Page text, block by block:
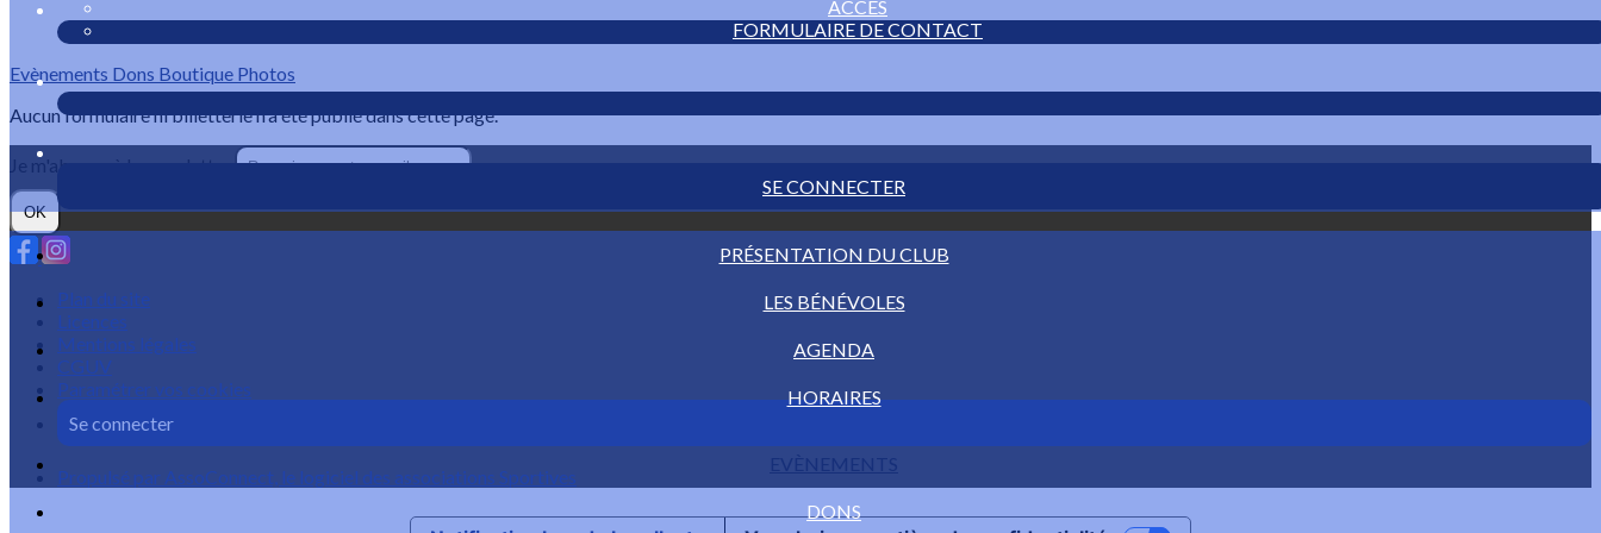
ACCÈS
FORMULAIRE DE CONTACT
SE CONNECTER
PRÉSENTATION DU CLUB
LES BÉNÉVOLES
AGENDA
HORAIRES
EVÈNEMENTS
DONS
Evènements Dons Boutique Photos
Aucun formulaire ni billetterie n'a été publié dans cette page.
Je m'abonne à la newsletter
OK
Plan du site
Licences
Mentions légales
CGUV
Paramétrer vos cookies
Se connecter
Propulsé par AssoConnect, le logiciel des associations Sportives